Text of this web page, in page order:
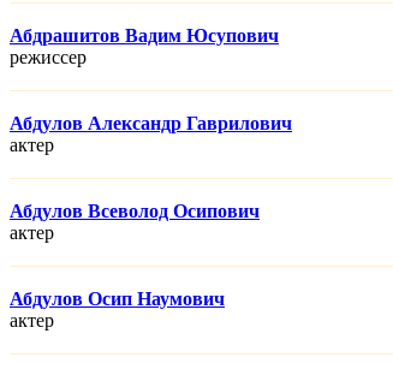
Абдрашитов Вадим Юсупович
режисcер
Абдулов Александр Гаврилович
актер
Абдулов Всеволод Осипович
актер
Абдулов Осип Наумович
актер